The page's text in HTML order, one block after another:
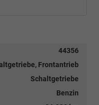
44356
Frontantrieb
Schaltgetriebe
Benzin